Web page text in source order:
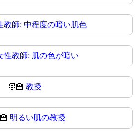
教師: 中程度の暗い肌色
性教師: 肌の色が暗い
🧑‍🏫 教授
明るい肌の教授